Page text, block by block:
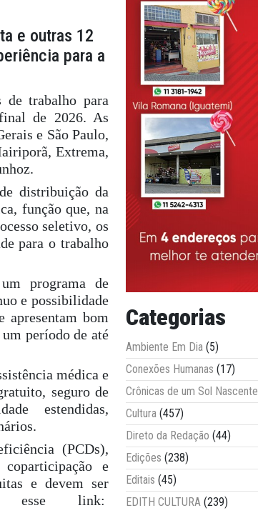
e outras 12
para a
trabalho para
de 2026. As
e São Paulo,
Extrema,
distribuição da
função que, na
seletivo, os
para o trabalho
programa de
e possibilidade
apresentam bom
período de até
médica e
seguro de
estendidas,
(PCDs),
e
e devem ser
esse link:
Categorias
Ambiente Em Dia (5)
Conexões Humanas (17)
Crônicas de um Sol Nascente
Cultura (457)
Direto da Redação (44)
Edições (238)
Editais (45)
EDITH CULTURA (239)